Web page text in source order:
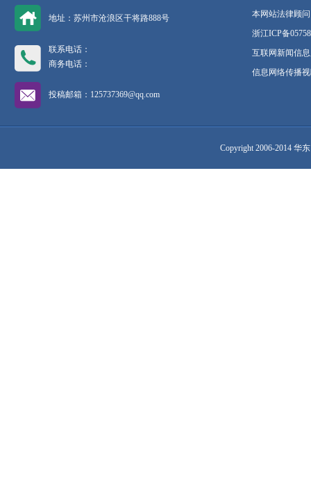
地址：苏州市沧浪区干将路888号
联系电话：
商务电话：
投稿邮箱：125737369@qq.com
本网站法律顾
浙江ICP备
互联网新闻信
信息网络传播
Copyright 2006-2014 华